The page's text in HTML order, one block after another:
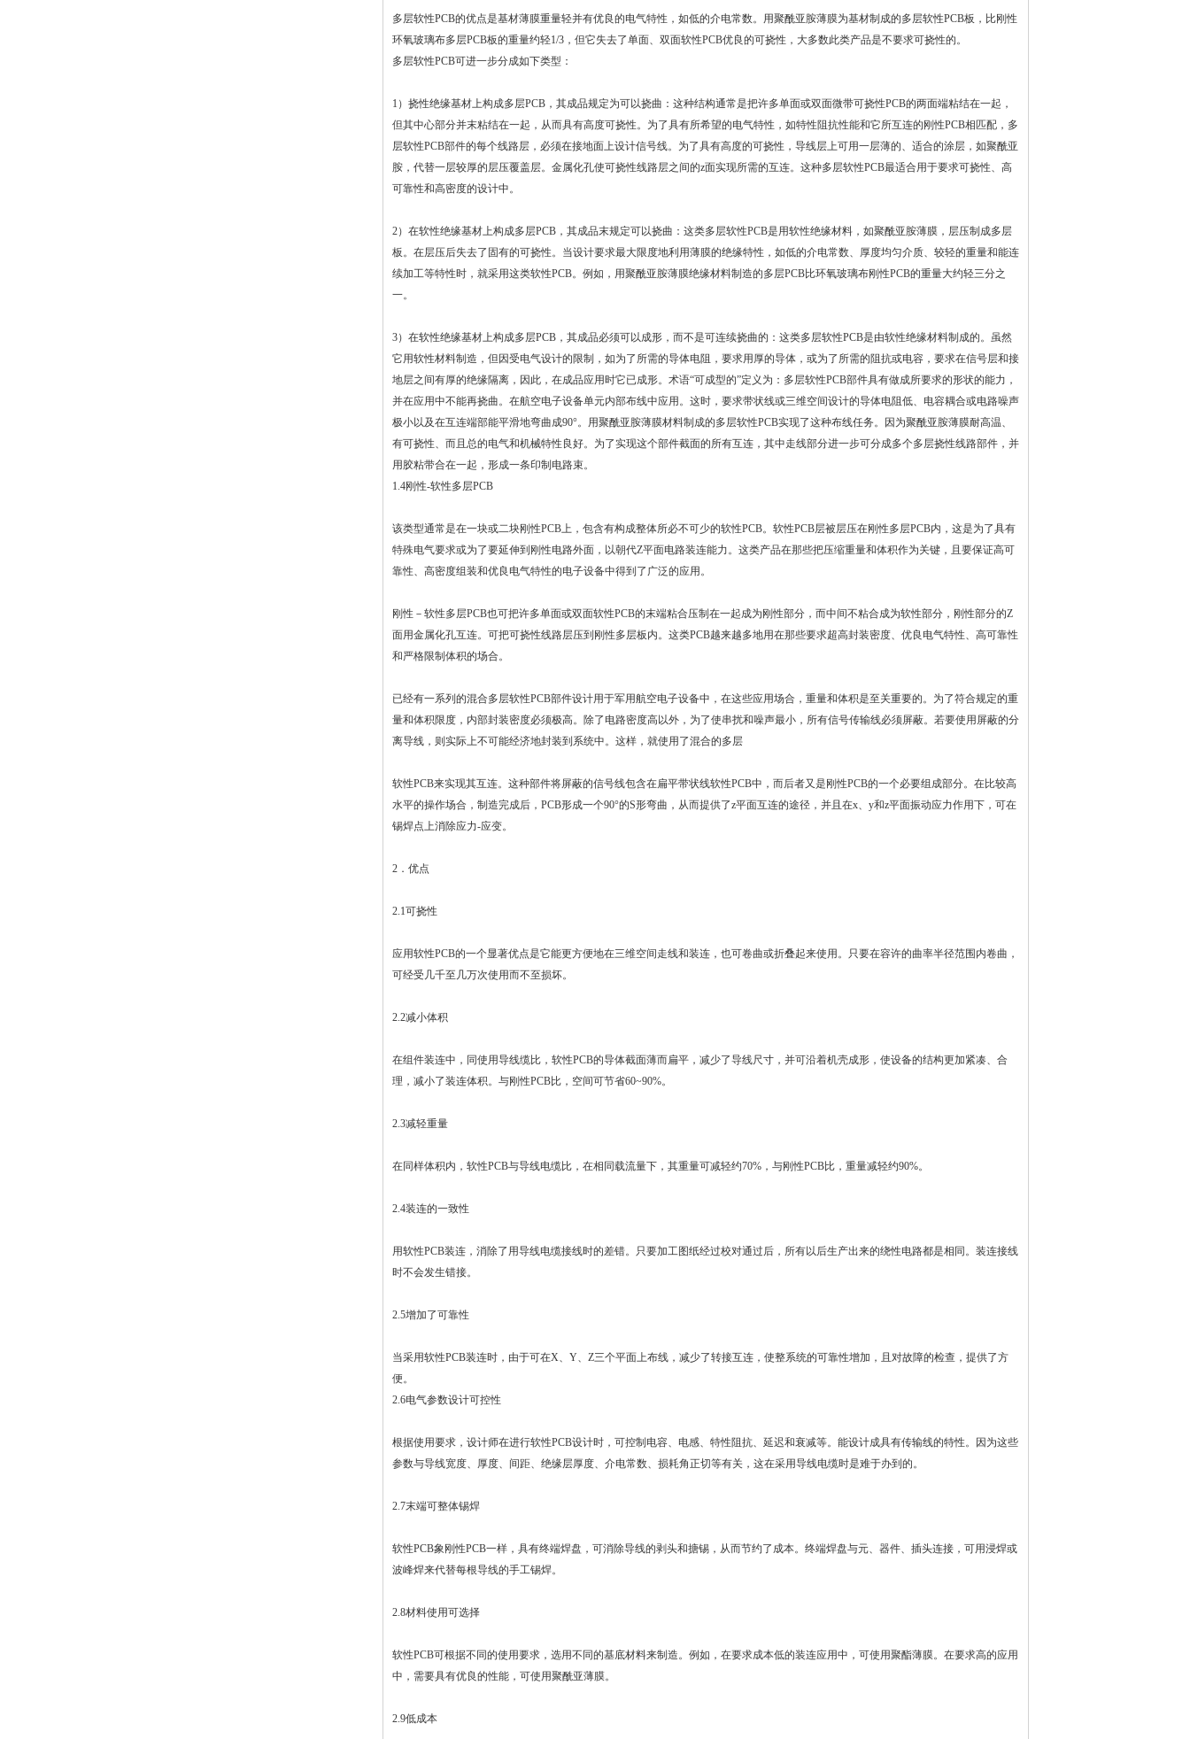
多层软性PCB的优点是基材薄膜重量轻并有优良的电气特性，如低的介电常数。用聚酰亚胺薄膜为基材制成的多层软性PCB板，比刚性
环氧玻璃布多层PCB板的重量约轻1/3，但它失去了单面、双面软性PCB优良的可挠性，大多数此类产品是不要求可挠性的。
多层软性PCB可进一步分成如下类型：
1）挠性绝缘基材上构成多层PCB ，其成品规定为可以挠曲：这种结构通常是把许多单面或双面微带可挠性PCB的两面端粘结在一起，
但其中心部分并末粘结在一起，从而具有高度可挠性。为了具有所希望的电气特性，如特性阻抗性能和它所互连的刚性PCB相匹配，多
层软性PCB部件的每个线路层，必须在接地面上设计信号线。为了具有高度的可挠性，导线层上可用一层薄的、适合的涂层，如聚酰亚
胺，代替一层较厚的层压覆盖层。金属化孔使可挠性线路层之间的z面实现所需的互连。这种多层软性PCB最适合用于要求可挠性、高
可靠性和高密度的设计中。
2）在软性绝缘基材上构成多层PCB ，其成品末规定可以挠曲：这类多层软性PCB是用软性绝缘材料，如聚酰亚胺薄膜，层压制成多层
板。在层压后失去了固有的可挠性。当设计要求最大限度地利用薄膜的绝缘特性，如低的介电常数、厚度均匀介质、较轻的重量和能连
续加工等特性时，就采用这类软性PCB。例如，用聚酰亚胺薄膜绝缘材料制造的多层PCB比环氧玻璃布刚性PCB的重量大约轻三分之
一。
3）在软性绝缘基材上构成多层PCB ，其成品必须可以成形，而不是可连续挠曲的：这类多层软性PCB是由软性绝缘材料制成的。虽然
它用软性材料制造，但因受电气设计的限制，如为了所需的导体电阻，要求用厚的导体，或为了所需的阻抗或电容，要求在信号层和接
地层之间有厚的绝缘隔离，因此，在成品应用时它已成形。术语“可成型的”定义为：多层软性PCB部件具有做成所要求的形状的能力，
并在应用中不能再挠曲。在航空电子设备单元内部布线中应用。这时，要求带状线或三维空间设计的导体电阻低、电容耦合或电路噪声
极小以及在互连端部能平滑地弯曲成90°。用聚酰亚胺薄膜材料制成的多层软性PCB实现了这种布线任务。因为聚酰亚胺薄膜耐高温、
有可挠性、而且总的电气和机械特性良好。为了实现这个部件截面的所有互连，其中走线部分进一步可分成多个多层挠性线路部件，并
用胶粘带合在一起，形成一条印制电路束。
1.4刚性-软性多层PCB
该类型通常是在一块或二块刚性PCB上，包含有构成整体所必不可少的软性PCB。软性PCB层被层压在刚性多层PCB内，这是为了具有
特殊电气要求或为了要延伸到刚性电路外面，以朝代Z平面电路装连能力。这类产品在那些把压缩重量和体积作为关键，且要保证高可
靠性、高密度组装和优良电气特性的电子设备中得到了广泛的应用。
刚性－软性多层PCB也可把许多单面或双面软性PCB的末端粘合压制在一起成为刚性部分，而中间不粘合成为软性部分，刚性部分的Z
面用金属化孔互连。可把可挠性线路层压到刚性多层板内。这类PCB越来越多地用在那些要求超高封装密度、优良电气特性、高可靠性
和严格限制体积的场合。
已经有一系列的混合多层软性PCB部件设计用于军用航空电子设备中，在这些应用场合，重量和体积是至关重要的。为了符合规定的重
量和体积限度，内部封装密度必须极高。除了电路密度高以外，为了使串扰和噪声最小，所有信号传输线必须屏蔽。若要使用屏蔽的分
离导线，则实际上不可能经济地封装到系统中。这样，就使用了混合的多层
软性PCB来实现其互连。这种部件将屏蔽的信号线包含在扁平带状线软性PCB中，而后者又是刚性PCB的一个必要组成部分。在比较高
水平的操作场合，制造完成后， PCB形成一个90°的S形弯曲，从而提供了z平面互连的途径，并且在x、y和z平面振动应力作用下，可在
锡焊点上消除应力-应变。
2．优点
2.1可挠性
应用软性PCB的一个显著优点是它能更方便地在三维空间走线和装连，也可卷曲或折叠起来使用。只要在容许的曲率半径范围内卷曲，
可经受几千至几万次使用而不至损坏。
2.2减小体积
在组件装连中，同使用导线缆比，软性PCB的导体截面薄而扁平，减少了导线尺寸，并可沿着机壳成形，使设备的结构更加紧凑、合
理，减小了装连体积。与刚性PCB比，空间可节省60~90%。
2.3减轻重量
在同样体积内，软性PCB与导线电缆比，在相同载流量下，其重量可减轻约70%，与刚性PCB比，重量减轻约90%。
2.4装连的一致性
用软性PCB装连，消除了用导线电缆接线时的差错。只要加工图纸经过校对通过后，所有以后生产出来的绕性电路都是相同。装连接线
时不会发生错接。
2.5增加了可靠性
当采用软性PCB装连时，由于可在X、Y、Z三个平面上布线，减少了转接互连，使整系统的可靠性增加，且对故障的检查，提供了方
便。
2.6电气参数设计可控性
根据使用要求， 设计师在进行软性PCB设计时，可控制电容、电感、特性阻抗、延迟和衰减等。能设计成具有传输线的特性。因为这些
参数与导线宽度、厚度、间距、绝缘层厚度、介电常数、损耗角正切等有关，这在采用导线电缆时是难于办到的。
2.7末端可整体锡焊
软性PCB象刚性PCB一样，具有终端焊盘，可消除导线的剥头和搪锡，从而节约了成本。终端焊盘与元、器件、插头连接，可用浸焊或
波峰焊来代替每根导线的手工锡焊。
2.8材料使用可选择
软性PCB可根据不同的使用要求，选用不同的基底材料来制造。例如，在要求成本低的装连应用中，可使用聚酯薄膜。在要求高的应用
中，需要具有优良的性能，可使用聚酰亚薄膜。
2.9低成本